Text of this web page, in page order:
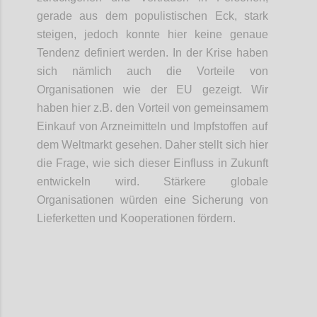
gerade aus dem populistischen Eck, stark
steigen, jedoch konnte hier keine genaue
Tendenz definiert werden. In der Krise haben
sich nämlich auch die Vorteile von
Organisationen wie der EU gezeigt.Wir
haben hier z.B. den Vorteil von gemeinsamem
Einkaufvon Arzneimittel n und Impfstoffen auf
dem Weltmarkt gesehen. Daher stellt sich hier
die Frage, wie sich dieser Einfluss in Zukunft
entwickeln wird. Stärkere globale
Organisationen würden eine Sicherung von
Lieferketten und Kooperationen fördern.